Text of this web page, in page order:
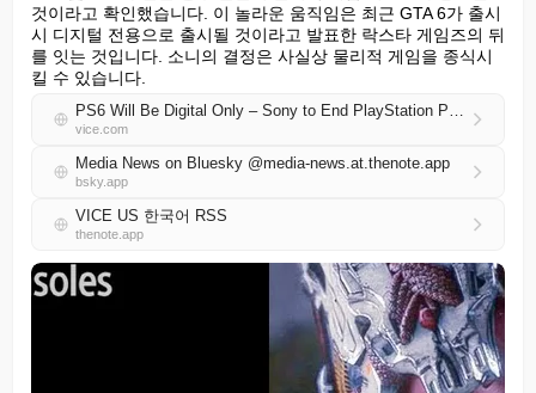
것이라고 확인했습니다. 이 놀라운 움직임은 최근 GTA 6가 출시
시 디지털 전용으로 출시될 것이라고 발표한 락스타 게임즈의 뒤
를 잇는 것입니다. 소니의 결정은 사실상 물리적 게임을 종식시
킬 수 있습니다.
PS6 Will Be Digital Only – Sony to End PlayStation Physical Games in 2028
vice.com
Media News on Bluesky @media-news.at.thenote.app
bsky.app
VICE US 한국어 RSS
thenote.app